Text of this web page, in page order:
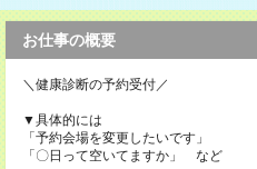
お仕事の概要
＼健康診断の予約受付／
▼具体的には
「予約会場を変更したいです」
「〇日って空いてますか」 など